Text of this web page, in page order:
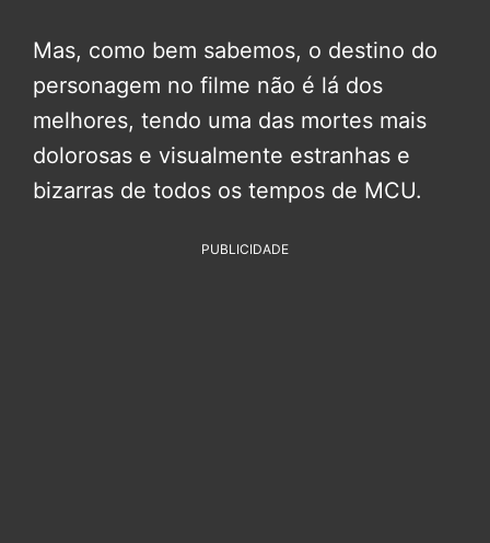
Mas, como bem sabemos, o destino do
personagem no filme não é lá dos
melhores, tendo uma das mortes mais
dolorosas e visualmente estranhas e
bizarras de todos os tempos de MCU.
PUBLICIDADE